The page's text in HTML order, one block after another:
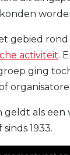
gebied
activiteit.
ging
als een
1933.